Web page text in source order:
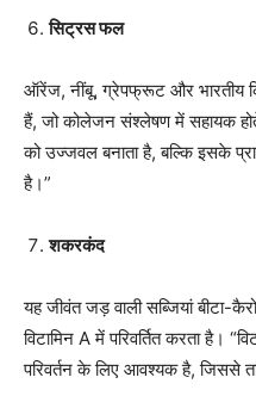
सिट्रस फल
ऑरेंज, नींबू, ग्रेपफ्रूट और भारतीय
हैं, जो कोलेजन संश्लेषण में सहायक
को उज्जवल बनाता है, बल्कि इसके
है।”
शकरकंद
यह जीवंत जड़ वाली सब्जियां बीटा-
विटामिन A में परिवर्तित करता है।
परिवर्तन के लिए आवश्यक है, जिससे